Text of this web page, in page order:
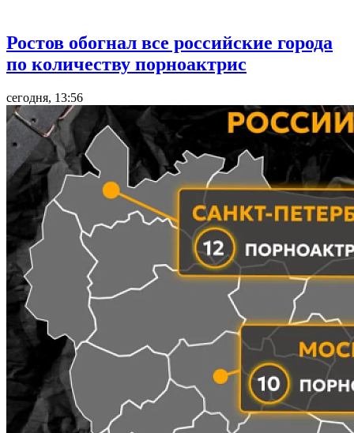
Ростов обогнал все российские города
по количеству порноактрис
сегодня, 13:56